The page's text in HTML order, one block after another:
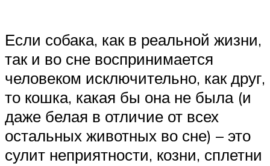
Если собака, как в реальной жизни,
так и во сне воспринимается
человеком исключительно, как друг,
то кошка, какая бы она не была (и
даже белая в отличие от всех
остальных животных во сне) – это
сулит неприятности, козни, сплетни